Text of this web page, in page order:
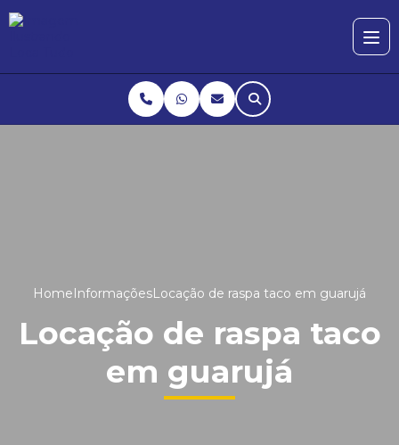
HomeInformaçõesLocação de raspa taco em guarujá
Locação de raspa taco
em guarujá